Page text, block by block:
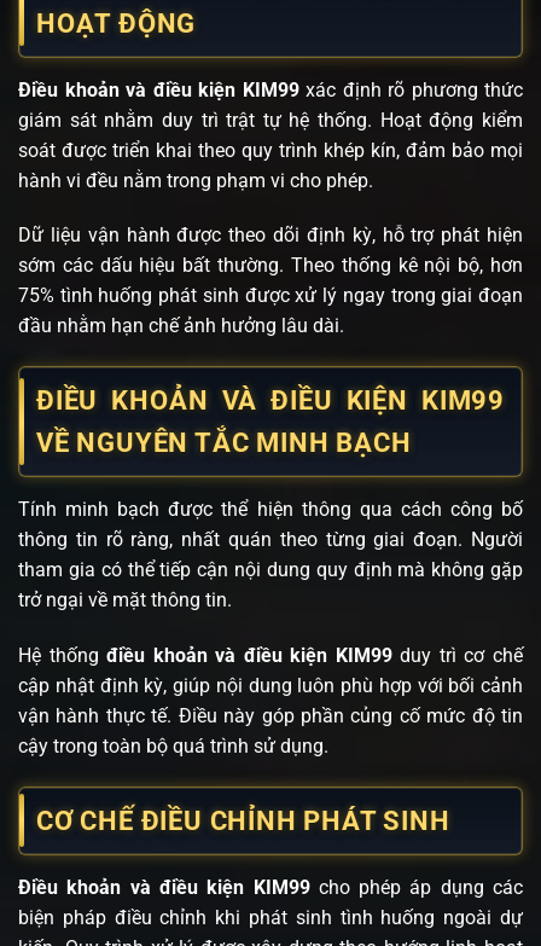
HOẠT ĐỘNG
Điều khoản và điều kiện KIM99xác định rõ phương thức
giám sát nhằm duy trì trật tự hệ thống. Hoạt động kiểm
soát được triển khai theo quy trình khép kín, đảm bảo mọi
hành vi đều nằm trong phạm vi cho phép.
Dữ liệu vận hành được theo dõi định kỳ, hỗ trợ phát hiện
sớm các dấu hiệu bất thường. Theo thống kê nội bộ, hơn
75% tình huống phát sinh được xử lý ngay trong giai đoạn
đầu nhằm hạn chế ảnh hưởng lâu dài.
ĐIỀU KHOẢN VÀ ĐIỀU KIỆN KIM99
VỀ NGUYÊN TẮC MINH BẠCH
Tính minh bạch được thể hiện thông qua cách công bố
thông tin rõ ràng, nhất quán theo từng giai đoạn. Người
tham gia có thể tiếp cận nội dung quy định mà không gặp
trở ngại về mặt thông tin.
Hệ thốngđiều khoản và điều kiện KIM99duy trì cơ chế
cập nhật định kỳ, giúp nội dung luôn phù hợp với bối cảnh
vận hành thực tế. Điều này góp phần củng cố mức độ tin
cậy trong toàn bộ quá trình sử dụng.
CƠ CHẾ ĐIỀU CHỈNH PHÁT SINH
Điều khoản và điều kiện KIM99 cho phép áp dụng các
biện pháp điều chỉnh khi phát sinh tình huống ngoài dự